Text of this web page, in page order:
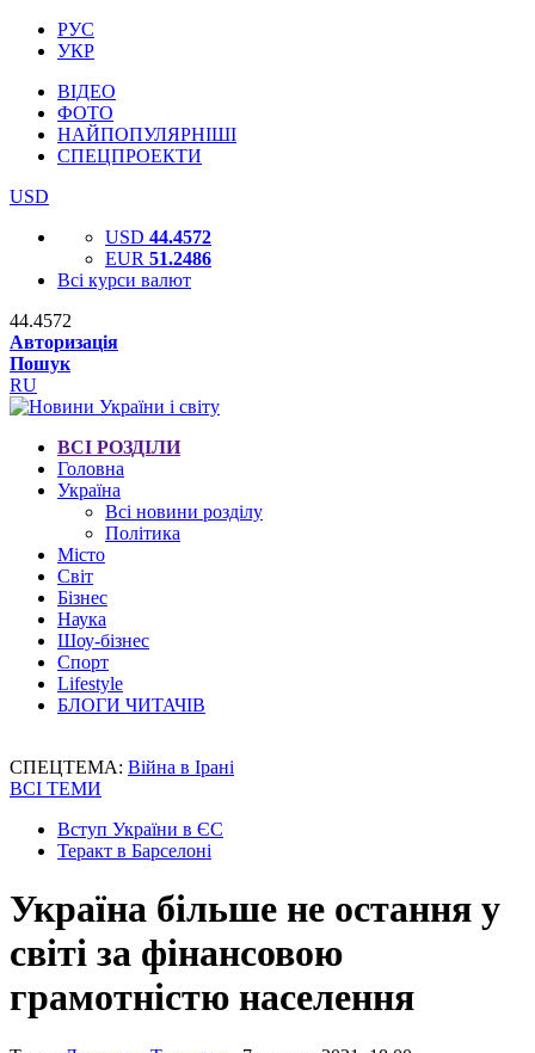
РУС
УКР
ВІДЕО
ФОТО
НАЙПОПУЛЯРНІШІ
СПЕЦПРОЕКТИ
USD
USD 44.4572
EUR 51.2486
Всі курси валют
44.4572
Авторизація
Пошук
RU
ВСІ РОЗДІЛИ
Головна
Україна
Всі новини розділу
Політика
Місто
Світ
Бізнес
Наука
Шоу-бізнес
Спорт
Lifestyle
БЛОГИ ЧИТАЧІВ
СПЕЦТЕМА: Війна в Ірані
ВСІ ТЕМИ
Вступ України в ЄС
Теракт в Барселоні
Україна більше не остання у
світі за фінансовою
грамотністю населення